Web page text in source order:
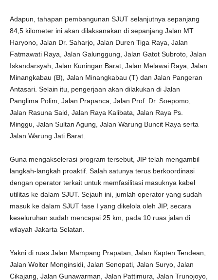
Adapun, tahapan pembangunan SJUT selanjutnya sepanjang
84,5 kilometer ini akan dilaksanakan di sepanjang Jalan MT
Haryono, Jalan Dr. Saharjo, Jalan Duren Tiga Raya, Jalan
Fatmawati Raya, Jalan Galunggung, Jalan Gatot Subroto, Jalan
Iskandarsyah, Jalan Kuningan Barat, Jalan Melawai Raya, Jalan
Minangkabau (B), Jalan Minangkabau (T) dan Jalan Pangeran
Antasari. Selain itu, pengerjaan akan dilakukan di Jalan
Panglima Polim, Jalan Prapanca, Jalan Prof. Dr. Soepomo,
Jalan Rasuna Said, Jalan Raya Kalibata, Jalan Raya Ps.
Minggu, Jalan Sultan Agung, Jalan Warung Buncit Raya serta
Jalan Warung Jati Barat.
Guna mengakselerasi program tersebut, JIP telah mengambil
langkah-langkah proaktif. Salah satunya terus berkoordinasi
dengan operator terkait untuk memfasilitasi masuknya kabel
utilitas ke dalam SJUT. Sejauh ini, jumlah operator yang sudah
masuk ke dalam SJUT fase I yang dikelola oleh JIP, secara
keseluruhan sudah mencapai 25 km, pada 10 ruas jalan di
wilayah Jakarta Selatan.
Yakni di ruas Jalan Mampang Prapatan, Jalan Kapten Tendean,
Jalan Wolter Monginsidi, Jalan Senopati, Jalan Suryo, Jalan
Cikajang, Jalan Gunawarman, Jalan Pattimura, Jalan Trunojoyo,